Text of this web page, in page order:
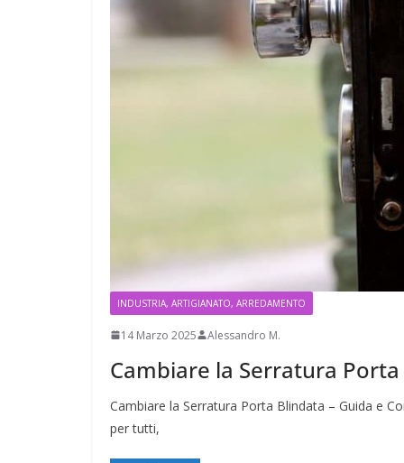
INDUSTRIA, ARTIGIANATO, ARREDAMENTO
14 Marzo 2025 Alessandro M.
Cambiare la Serratura
Cambiare la Serratura Porta Blindata – Guida e
per tutti,